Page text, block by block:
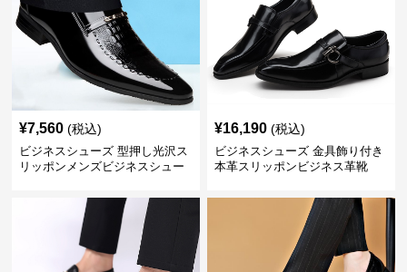
¥7,560 (税込)
ビジネスシューズ 型押し光沢ス
リッポンメンズビジネスシュー
¥16,190 (税込)
ビジネスシューズ 金具飾り付き
本革スリッポンビジネス革靴